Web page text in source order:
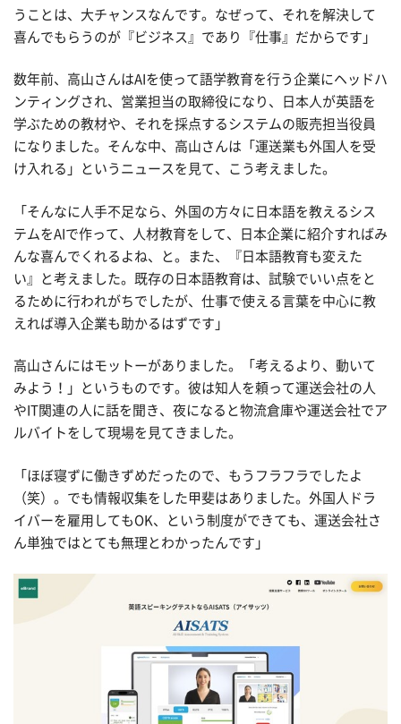
うことは、大チャンスなんです。なぜって、それを解決して
喜んでもらうのが『ビジネス』であり『仕事』だからです」
数年前、高山さんはAIを使って語学教育を行う企業にヘッドハ
ンティングされ、営業担当の取締役になり、日本人が英語を
学ぶための教材や、それを採点するシステムの販売担当役員
になりました。そんな中、高山さんは「運送業も外国人を受
け入れる」というニュースを見て、こう考えました。
「そんなに人手不足なら、外国の方々に日本語を教えるシス
テムをAIで作って、人材教育をして、日本企業に紹介すればみ
んな喜んでくれるよね、と。また、『日本語教育も変えた
い』と考えました。既存の日本語教育は、試験でいい点をと
るために行われがちでしたが、仕事で使える言葉を中心に教
えれば導入企業も助かるはずです」
高山さんにはモットーがありました。「考えるより、動いて
みよう！」というものです。彼は知人を頼って運送会社の人
やIT関連の人に話を聞き、夜になると物流倉庫や運送会社でア
ルバイトをして現場を見てきました。
「ほぼ寝ずに働きずめだったので、もうフラフラでしたよ
（笑）。でも情報収集をした甲斐はありました。外国人ドラ
イバーを雇用してもOK、という制度ができても、運送会社さ
ん単独ではとても無理とわかったんです」